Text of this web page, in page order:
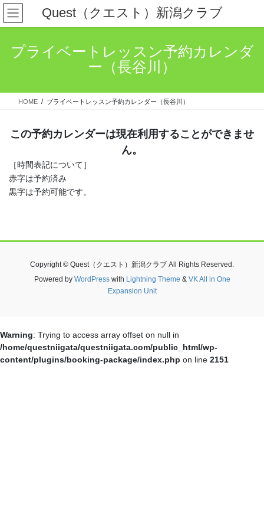
コ
ン
テ
キ
ナ
ビ
ゲ
に
Quest（クエスト）新潟クラブ
プライベートレッスン予約カレンダ
ー（長谷川）
HOME プライベートレッスン予約カレンダー（長谷川）
この予約カレンダーは現在利用することができませ
ん。
［時間表記について］
赤字は予約済み
黒字は予約可能です。
Copyright © Quest（クエスト）新潟クラブ All Rights Reserved.
Powered by WordPresswith Lightning Theme & VK All in One
Expansion Unit
Warning: Trying to access array offset on null in
/home/questniigata/questniigata.com/public_html/wp-
content/plugins/booking-package/index.php on line 2151